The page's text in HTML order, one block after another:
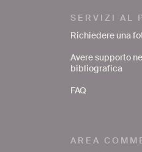
SERVIZI AL
Richiedere una
Avere supporto
bibliografica
FAQ
AREA